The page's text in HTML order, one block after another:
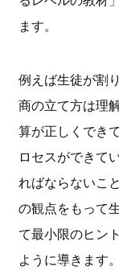
ます。
例えば生徒が割
商の立て方は理
算が正しくでき
ロセスができて
ればならないこ
の観点をもって
て最小限のヒン
ように導きます。